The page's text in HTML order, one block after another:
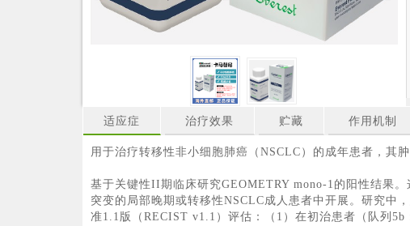
适应症 治疗效果 贮藏 作用机制
用于治疗转移性非小细胞肺癌（NSCLC）的成年患者，其
基于关键性II期临床研究GEOMETRY mono-1的阳性结果
突变的局部晚期或转移性NSCLC成人患者中开展。研究中
准1.1版（RECIST v1.1）评估：（1）在初治患者（队列